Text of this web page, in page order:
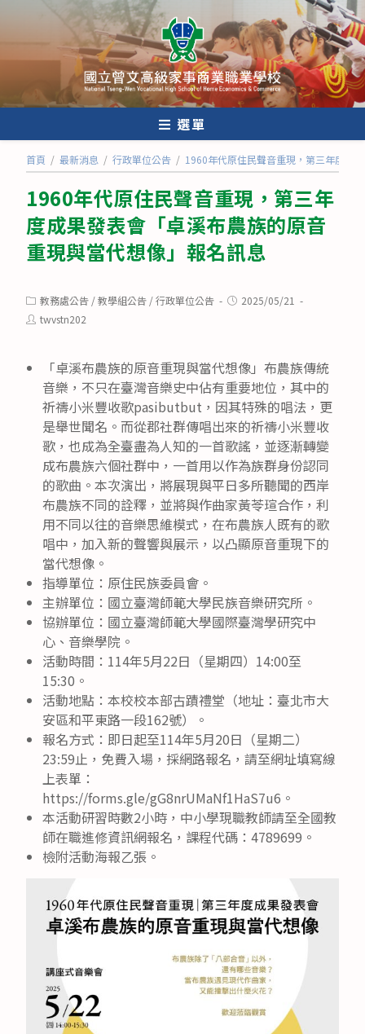
內
選單
首頁 / 最新消息 / 行政單位公告 / 1960年代原住民聲音重現，第三年度成
1960年代原住民聲音重現，第三年
度成果發表會「卓溪布農族的原音
重現與當代想像」報名訊息
Post
category:
教務處公告 /教學組公告 /行政單位公告
Post2025/05/21
Posttwvstn202
「卓溪布農族的原音重現與當代想像」布農族傳統
音樂，不只在臺灣音樂史中佔有重要地位，其中的
祈禱小米豐收歌pasibutbut，因其特殊的唱法，更
是舉世聞名。而從郡社群傳唱出來的祈禱小米豐收
歌，也成為全臺盡為人知的一首歌謠，並逐漸轉變
成布農族六個社群中，一首用以作為族群身份認同
的歌曲。本次演出，將展現與平日多所聽聞的西岸
布農族不同的詮釋，並將與作曲家黃苓瑄合作，利
用不同以往的音樂思維模式，在布農族人既有的歌
唱中，加入新的聲響與展示，以凸顯原音重現下的
當代想像。
指導單位：原住民族委員會。
主辦單位：國立臺灣師範大學民族音樂研究所。
協辦單位：國立臺灣師範大學國際臺灣學研究中
心、音樂學院。
活動時間：114年5月22日（星期四）14:00至
15:30。
活動地點：本校校本部古蹟禮堂（地址：臺北市大
安區和平東路一段162號）。
報名方式：即日起至114年5月20日（星期二）
23:59止，免費入場，採網路報名，請至網址填寫線
上表單：
https://forms.gle/gG8nrUMaNf1HaS7u6。
本活動研習時數2小時，中小學現職教師請至全國教
師在職進修資訊網報名，課程代碼：4789699。
檢附活動海報乙張。